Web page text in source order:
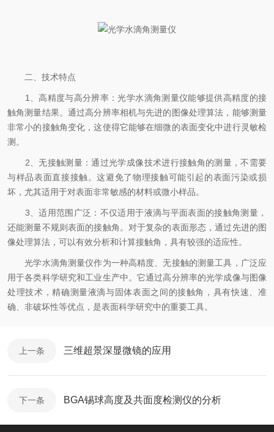
二、技术特点
1、高精度与高分辨率：光学水滴角测量仪能够提供高精度的接
触角测量结果。通过高分辨率相机与先进的图像处理算法，能够测量
非常小的接触角变化，这使得它能够在细微的表面变化中进行灵敏检
测。
2、无接触测量：通过光学成像技术进行接触角的测量，不需要
与样品表面直接接触。这避免了物理接触可能引起的表面污染或损
坏，尤其适用于对表面非常敏感的材料或微小样品。
3、适用范围广泛：不仅适用于液滴与平面表面的接触角测量，
还能测量不规则表面的接触角。对于复杂的表面形态，通过先进的图
像处理算法，可以有效分析和计算接触角，具有较强的适应性。
光学水滴角测量仪作为一种高精度、无接触的测量工具，广泛应
用于各类科学研究和工业生产中。它通过高分辨率的光学成像与图像
处理技术，精确测量液滴与固体表面之间的接触角，具有快速、准
确、非破坏性等优点，是表面科学研究中的重要工具。
上一条 三维超景深显微镜的应用
下一条 BGA锡球高度及共面度检测仪的分析